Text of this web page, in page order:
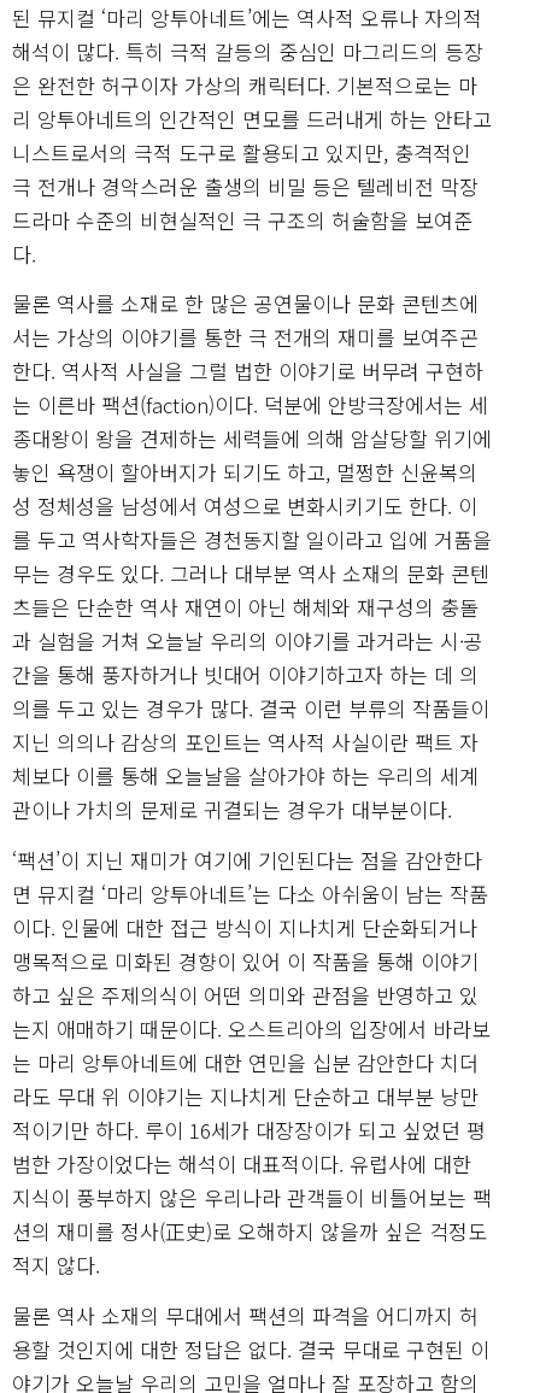
된 뮤지컬 ‘마리 앙투아네트’에는 역사적 오류나 자의적
해석이 많다. 특히 극적 갈등의 중심인 마그리드의 등장
은 완전한 허구이자 가상의 캐릭터다. 기본적으로는 마
리 앙투아네트의 인간적인 면모를 드러내게 하는 안타고
니스트로서의 극적 도구로 활용되고 있지만, 충격적인
극 전개나 경악스러운 출생의 비밀 등은 텔레비전 막장
드라마 수준의 비현실적인 극 구조의 허술함을 보여준
다.
물론 역사를 소재로 한 많은 공연물이나 문화 콘텐츠에
서는 가상의 이야기를 통한 극 전개의 재미를 보여주곤
한다. 역사적 사실을 그럴 법한 이야기로 버무려 구현하
는 이른바 팩션(faction)이다. 덕분에 안방극장에서는 세
종대왕이 왕을 견제하는 세력들에 의해 암살당할 위기에
놓인 욕쟁이 할아버지가 되기도 하고, 멀쩡한 신윤복의
성 정체성을 남성에서 여성으로 변화시키기도 한다. 이
를 두고 역사학자들은 경천동지할 일이라고 입에 거품을
무는 경우도 있다. 그러나 대부분 역사 소재의 문화 콘텐
츠들은 단순한 역사 재연이 아닌 해체와 재구성의 충돌
과 실험을 거쳐 오늘날 우리의 이야기를 과거라는 시·공
간을 통해 풍자하거나 빗대어 이야기하고자 하는 데 의
의를 두고 있는 경우가 많다. 결국 이런 부류의 작품들이
지닌 의의나 감상의 포인트는 역사적 사실이란 팩트 자
체보다 이를 통해 오늘날을 살아가야 하는 우리의 세계
관이나 가치의 문제로 귀결되는 경우가 대부분이다.
‘팩션’이 지닌 재미가 여기에 기인된다는 점을 감안한다
면 뮤지컬 ‘마리 앙투아네트’는 다소 아쉬움이 남는 작품
이다. 인물에 대한 접근 방식이 지나치게 단순화되거나
맹목적으로 미화된 경향이 있어 이 작품을 통해 이야기
하고 싶은 주제의식이 어떤 의미와 관점을 반영하고 있
는지 애매하기 때문이다. 오스트리아의 입장에서 바라보
는 마리 앙투아네트에 대한 연민을 십분 감안한다 치더
라도 무대 위 이야기는 지나치게 단순하고 대부분 낭만
적이기만 하다. 루이 16세가 대장장이가 되고 싶었던 평
범한 가장이었다는 해석이 대표적이다. 유럽사에 대한
지식이 풍부하지 않은 우리나라 관객들이 비틀어보는 팩
션의 재미를 정사(正史)로 오해하지 않을까 싶은 걱정도
적지 않다.
물론 역사 소재의 무대에서 팩션의 파격을 어디까지 허
용할 것인지에 대한 정답은 없다. 결국 무대로 구현된 이
야기가 오늘날 우리의 고민을 얼마나 잘 포장하고 함의